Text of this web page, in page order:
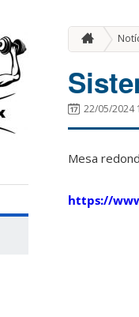
22/05/2024
Mesa
https://